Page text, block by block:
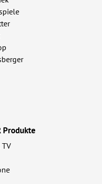
Produkte
TV